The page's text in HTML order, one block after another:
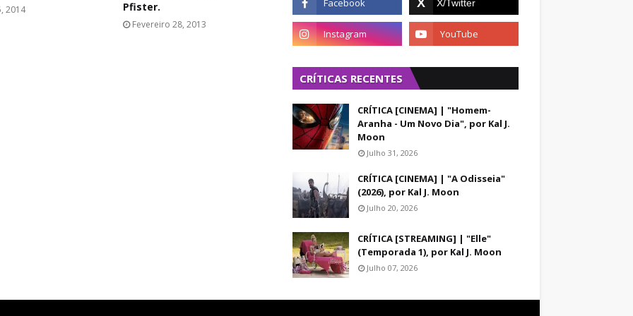
2014
Pfister.
Fevereiro 28, 2013
CRÍTICAS RECENTES
CRÍTICA [CINEMA] | "Homem-
Aranha - Um Novo Dia", por Kal J.
Moon
Julho 31, 2026
CRÍTICA [CINEMA] | "A Odisseia"
(2026), por Kal J. Moon
Julho 20, 2026
CRÍTICA [STREAMING] | "Elle"
(Temporada 1), por Kal J. Moon
Julho 07, 2026